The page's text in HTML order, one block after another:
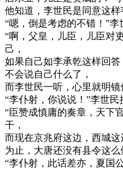
他知道，李世民是同意这
“嗯，倒是考虑的不错！”
“啊，父皇，儿臣，儿臣对
己，
如果自己如李承乾这样回
不会说自己什么了，
而李世民一听，心里就明
“李仆射，你说说！”李世民
“臣赞成慎庸的奏章，天下
干，
而现在京兆府这边，西城
为止，大唐还没有县令这
“李仆射，此话差亦，夏国